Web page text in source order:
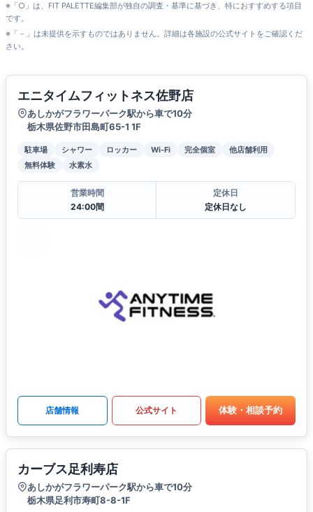
※「○」は、FIT PALETTE編集部が独自の調査・基準に基づき、特におすすめする項目
です。
※「－」は未提供を示すものではありません。詳細は各施設の公式サイトをご確認くだ
さい。
エニタイムフィットネス佐野店
あしかがフラワーパーク駅から車で10分
栃木県佐野市田島町65-1 1F
駐車場 シャワー ロッカー Wi-Fi 完全個室
他店舗利用
無料体験
水素水
営業時間
24:00間
定休日
定休日なし
店舗情報 公式サイト 体験・相談予約
カーブス足利寿店
あしかがフラワーパーク駅から車で10分
栃木県足利市寿町8-8-1F